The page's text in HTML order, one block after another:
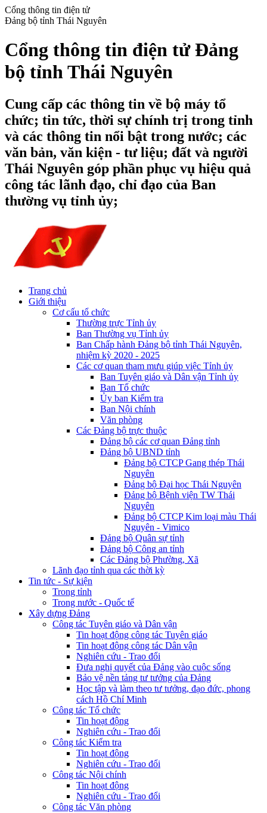
Cổng thông tin điện tử
Đảng bộ tỉnh Thái Nguyên
Cổng thông tin điện tử Đảng
bộ tỉnh Thái Nguyên
Cung cấp các thông tin về bộ máy tổ
chức; tin tức, thời sự chính trị trong tỉnh
và các thông tin nổi bật trong nước; các
văn bản, văn kiện - tư liệu; đất và người
Thái Nguyên góp phần phục vụ hiệu quả
công tác lãnh đạo, chỉ đạo của Ban
thường vụ tỉnh ủy;
Trang chủ
Giới thiệu
Cơ cấu tổ chức
Thường trực Tỉnh ủy
Ban Thường vụ Tỉnh ủy
Ban Chấp hành Đảng bộ tỉnh Thái Nguyên,
nhiệm kỳ 2020 - 2025
Các cơ quan tham mưu giúp việc Tỉnh ủy
Ban Tuyên giáo và Dân vận Tỉnh ủy
Ban Tổ chức
Ủy ban Kiểm tra
Ban Nội chính
Văn phòng
Các Đảng bộ trực thuộc
Đảng bộ các cơ quan Đảng tỉnh
Đảng bộ UBND tỉnh
Đảng bộ CTCP Gang thép Thái
Nguyên
Đảng bộ Đại học Thái Nguyên
Đảng bộ Bệnh viện TW Thái
Nguyên
Đảng bộ CTCP Kim loại màu Thái
Nguyên - Vimico
Đảng bộ Quân sự tỉnh
Đảng bộ Công an tỉnh
Các Đảng bộ Phường, Xã
Lãnh đạo tỉnh qua các thời kỳ
Tin tức - Sự kiện
Trong tỉnh
Trong nước - Quốc tế
Xây dựng Đảng
Công tác Tuyên giáo và Dân vận
Tin hoạt động công tác Tuyên giáo
Tin hoạt động công tác Dân vận
Nghiên cứu - Trao đổi
Đưa nghị quyết của Đảng vào cuộc sống
Bảo vệ nền tảng tư tưởng của Đảng
Học tập và làm theo tư tưởng, đạo đức, phong
cách Hồ Chí Minh
Công tác Tổ chức
Tin hoạt động
Nghiên cứu - Trao đổi
Công tác Kiểm tra
Tin hoạt động
Nghiên cứu - Trao đổi
Công tác Nội chính
Tin hoạt động
Nghiên cứu - Trao đổi
Công tác Văn phòng